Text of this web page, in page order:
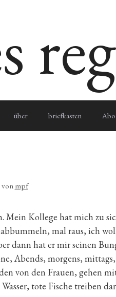
über briefkasten Abo
von mpf
Mein Kollege hat mich zu
mal raus, ich
dann hat er mir seinen
Abends, morgens,
von den Frauen, gehen
tote Fische treiben